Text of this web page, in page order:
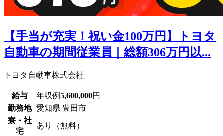
【手当が充実！祝い金100万円】トヨタ
自動車の期間従業員｜総額306万円以...
トヨタ自動車株式会社
給与 年収例5,600,000円
勤務地 愛知県 豊田市
寮・社
宅
あり（無料）